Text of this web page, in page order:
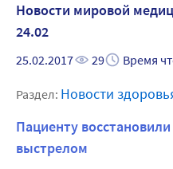
Новости мировой
24.02
25.02.2017 29 Время
Раздел: Новости
Пациенту
выстрелом